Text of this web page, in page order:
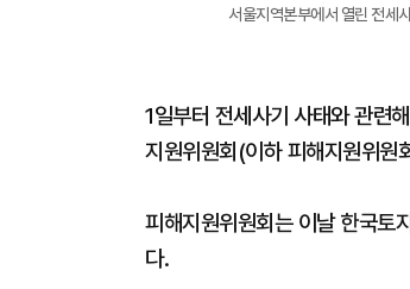
서울지역본부에서 열린 전세
1일부터 전세사기 사태와 관련
지원위원회(이하 피해지원위원
피해지원위원회는 이날 한국토
다.